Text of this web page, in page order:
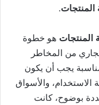
المنتجات.
المنتجات هو خطوة
من المخاطر
يجب أن يكون
الاستخدام، والأسواق
بوضوح، كانت